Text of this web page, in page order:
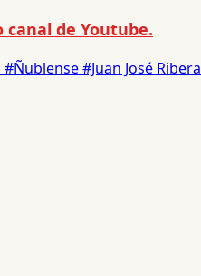
canal de Youtube.
#Ñublense#Juan José Ribera